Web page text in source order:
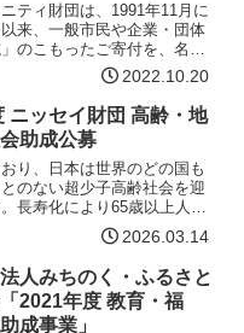
ティ財団は、1991年11月に
来、一般市民や企業・団体
のこもったご寄付を、名前
金のかたちでお受けし、その
た活動を行っておられる団体
まいりました。その件数
に、約3…【詳細はコチラ】
2022.10.20
ニッセイ財団 高齢・地
助成公募
り、日本は世界のどの国も
のない超少子高齢社会を迎
長寿化により65歳以上人口
で増え続け、その後減少に転
総人口減少とあいまって、そ
年には約39％の水準になる
…【詳細はコチラ】
2026.03.14
人みちのく・ふるさと
2021年度 教育・福
成事業」